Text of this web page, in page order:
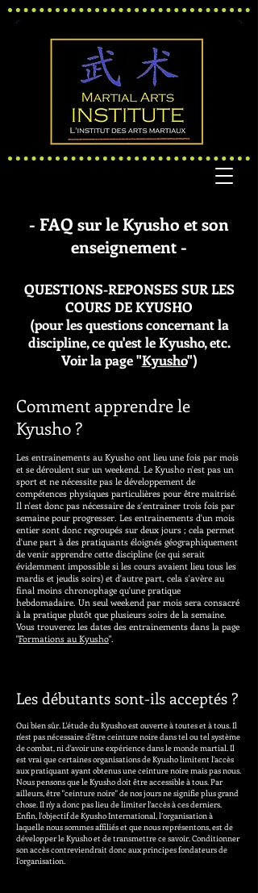
- FAQ sur le Kyusho et son
enseignement -
QUESTIONS-REPONSES SUR LES
COURS DE KYUSHO
(pour les questions concernant la
discipline, ce qu'est le Kyusho, etc.
Voir la page "Kyusho")
Comment apprendre le
Kyusho ?
Les entrainements au Kyusho ont lieu une fois par mois
et se déroulent sur un weekend. Le Kyusho n'est pas un
sport et ne nécessite pas le développement de
compétences physiques particulières pour être maitrisé.
Il n'est donc pas nécessaire de s'entrainer trois fois par
semaine pour progresser. Les entrainements d'un mois
entier sont donc regroupés sur deux jours ; cela permet
d'une part à des pratiquants éloignés géographiquement
de venir apprendre cette discipline (ce qui serait
évidemment impossible si les cours avaient lieu tous les
mardis et jeudis soirs) et d'autre part, cela s'avère au
final moins chronophage qu'une pratique
hebdomadaire. Un seul weekend par mois sera consacré
à la pratique plutôt que plusieurs soirs de la semaine.
Vous trouverez les dates des entrainements dans la page
"Formations au Kyusho".
Les débutants sont-ils acceptés ?
Oui bien sûr. L'étude du Kyusho est ouverte à toutes et à tous. Il
n'est pas nécessaire d'être ceinture noire dans tel ou tel système
de combat, ni d'avoir une expérience dans le monde martial. Il
est vrai que certaines organisations de Kyusho limitent l'accès
aux pratiquant ayant obtenus une ceinture noire mais pas nous.
Nous pensons que le Kyusho doit être accessible à tous. Par
ailleurs, être "ceinture noire" de nos jours ne signifie plus grand
chose. Il n'y a donc pas lieu de limiter l'accès à ces derniers.
Enfin, l'objectif de Kyusho International, l’organisation à
laquelle nous sommes affiliés et que nous représentons, est de
développer le Kyusho et de transmettre ce savoir. Conditionner
son accès contreviendrait donc aux principes fondateurs de
l'organisation.